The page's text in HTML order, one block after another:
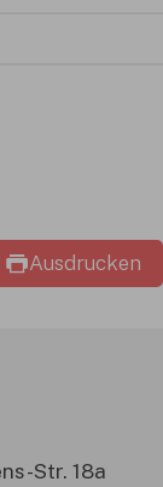
Ausdrucken
Str. 18a